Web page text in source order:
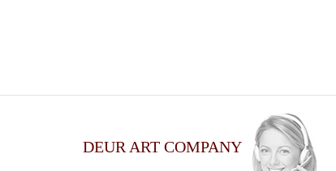
DEUR ART COMPANY